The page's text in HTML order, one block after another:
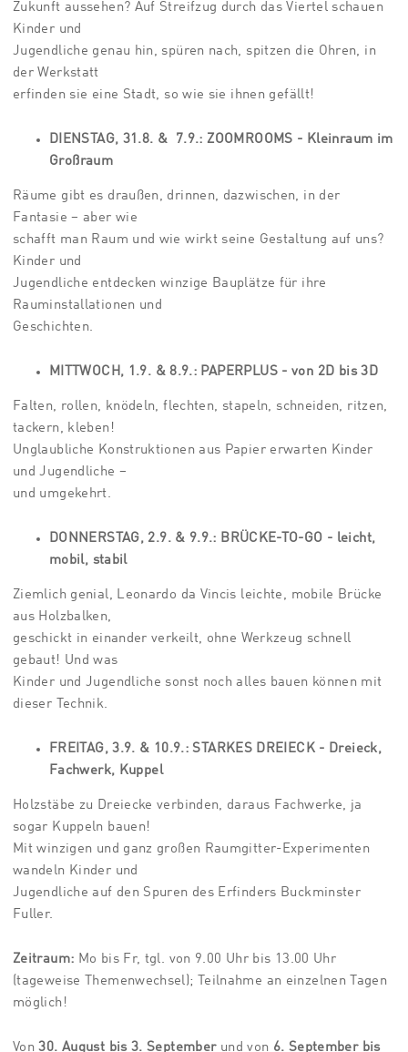
Zukunft aussehen? Auf Streifzug durch das Viertel schauen
Kinder und
Jugendliche genau hin, spüren nach, spitzen die Ohren, in
der Werkstatt
erfinden sie eine Stadt, so wie sie ihnen gefällt!
DIENSTAG, 31.8. & 7.9.: ZOOMROOMS - Kleinraum im
Großraum
Räume gibt es draußen, drinnen, dazwischen, in der
Fantasie – aber wie
schafft man Raum und wie wirkt seine Gestaltung auf uns?
Kinder und
Jugendliche entdecken winzige Bauplätze für ihre
Rauminstallationen und
Geschichten.
MITTWOCH, 1.9. & 8.9.: PAPERPLUS - von 2D bis 3D
Falten, rollen, knödeln, flechten, stapeln, schneiden, ritzen,
tackern, kleben!
Unglaubliche Konstruktionen aus Papier erwarten Kinder
und Jugendliche –
und umgekehrt.
DONNERSTAG, 2.9. & 9.9.: BRÜCKE-TO-GO - leicht,
mobil, stabil
Ziemlich genial, Leonardo da Vincis leichte, mobile Brücke
aus Holzbalken,
geschickt in einander verkeilt, ohne Werkzeug schnell
gebaut! Und was
Kinder und Jugendliche sonst noch alles bauen können mit
dieser Technik.
FREITAG, 3.9. & 10.9.: STARKES DREIECK - Dreieck,
Fachwerk, Kuppel
Holzstäbe zu Dreiecke verbinden, daraus Fachwerke, ja
sogar Kuppeln bauen!
Mit winzigen und ganz großen Raumgitter-Experimenten
wandeln Kinder und
Jugendliche auf den Spuren des Erfinders Buckminster
Fuller.
Zeitraum: Mo bis Fr, tgl. von 9.00 Uhr bis 13.00 Uhr
(tageweise Themenwechsel); Teilnahme an einzelnen Tagen
möglich!
Von 30. August bis 3. September und von 6. September bis